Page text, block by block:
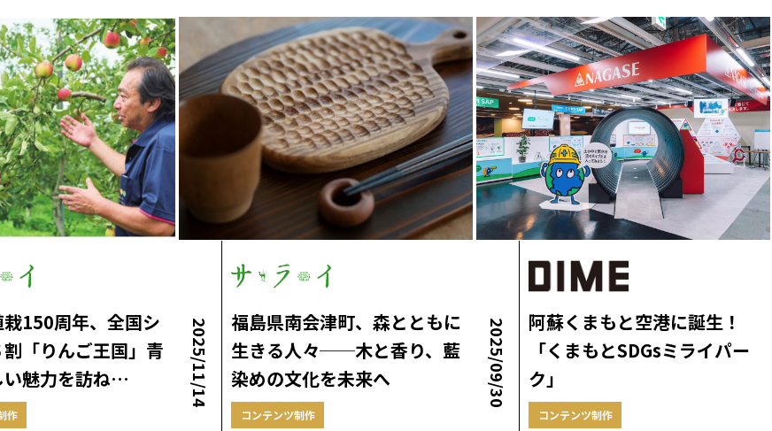
栽150周年、全国シ
「りんご王国」青
い魅力を訪ね…
作
2025/11/14
福島県南会津町、森とともに
生きる人々──木と香り、藍
染めの文化を未来へ
コンテンツ制作
2025/09/30
阿蘇くまもと空港に誕生！
「くまもとSDGsミライパー
ク」
コンテンツ制作